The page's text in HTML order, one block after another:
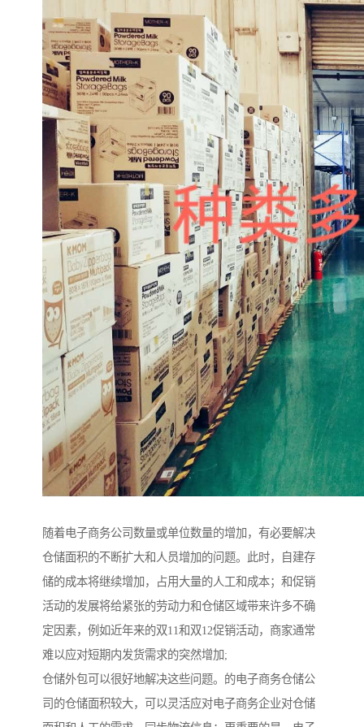
随着电子商务公司数量或单位数量的增加，有必要解决
仓储面积的不断扩大和人员增加的问题。此时，自建存
储的成本将继续增加，占用大量的人工和成本；和促销
活动的发展将给紧张的劳动力和仓储区域带来许多不确
定因素，例如近年来的双11和双12促销活动，商家通常
难以应对短期内发货需求的突然增加;
仓储外包可以很好地解决这些问题。的电子商务仓储公
司的仓储面积较大，可以灵活应对电子商务企业对仓储